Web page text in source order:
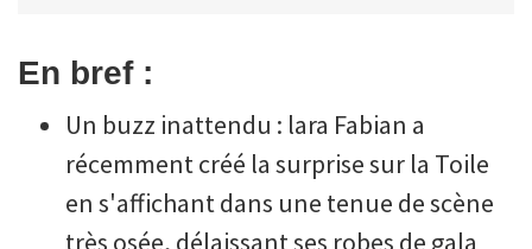
En bref :
Un buzz inattendu : lara Fabian a
récemment créé la surprise sur la Toile
en s'affichant dans une tenue de scène
très osée, délaissant ses robes de gala